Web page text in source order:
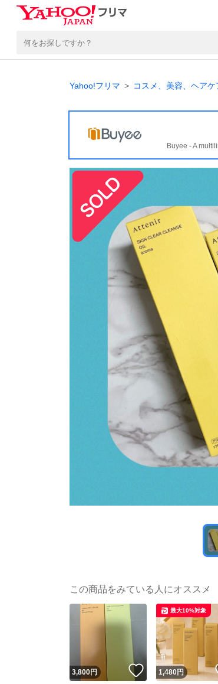
Yahoo!フリマ コスメ、美容、ヘアケ
Buyee - A
この商品をみている人にオススメ
3,800円 いいね！
1,480円
最大10%対象